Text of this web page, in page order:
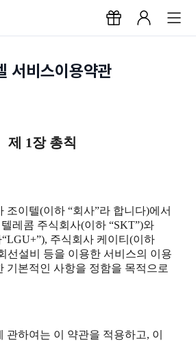
서비스이용약관
제 1장 총칙
조이텔(이하 “회사”라 합니다)에서
레콤 주식회사(이하 “SKT”)와
주식회사 케이티(이하
선설비 등을 이용한 서비스의 이용
기본적인 사항을 정함을 목적으로
하여는 이 약관을 적용하고, 이